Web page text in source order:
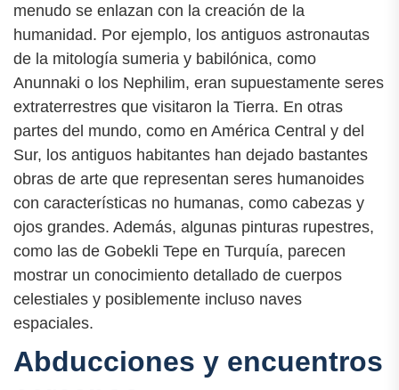
menudo se enlazan con la creación de la
humanidad. Por ejemplo, los antiguos astronautas
de la mitología sumeria y babilónica, como
Anunnaki o los Nephilim, eran supuestamente seres
extraterrestres que visitaron la Tierra. En otras
partes del mundo, como en América Central y del
Sur, los antiguos habitantes han dejado bastantes
obras de arte que representan seres humanoides
con características no humanas, como cabezas y
ojos grandes. Además, algunas pinturas rupestres,
como las de Gobekli Tepe en Turquía, parecen
mostrar un conocimiento detallado de cuerpos
celestiales y posiblemente incluso naves
espaciales.
Abducciones y encuentros